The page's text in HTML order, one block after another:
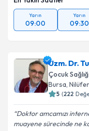
Yarın
09:00
Yarın
09:30
Uzm. Dr.
Çocuk
Bursa, Nilüfer
5 (222
Doktor amcamızı
muayene sürecinde ne